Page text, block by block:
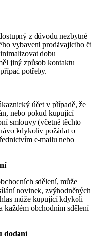
z důvodu nezbytné
vybavení prodávajícího či
dobu
jiný způsob kontaktu
potřeby.
účet v případě, že
nebo pokud kupující
smlouvy (včetně těchto
kdykoliv požádat o
e-mailu nebo
sdělení, může
novinek, zvýhodněných
může kupující kdykoli
každém obchodním sdělení
dodání